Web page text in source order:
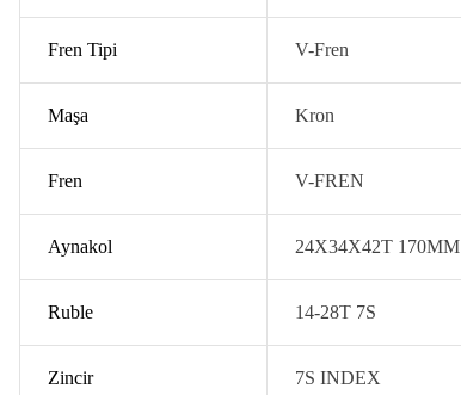
Fren Tipi V-Fren
Maşa Kron
Fren V-FREN
Aynakol 24X34X42T 170MM
Ruble 14-28T 7S
Zincir 7S INDEX